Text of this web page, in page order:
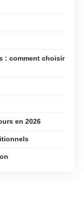
: comment choisir
en 2026